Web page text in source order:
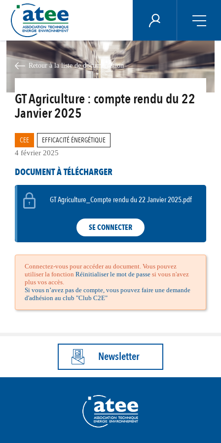
au
contenu
principal
ÉNERGIE PLUS
Retour à la liste de documentation
GT Agriculture : compte rendu du 22
Janvier 2025
CEE EFFICACITÉ ÉNERGÉTIQUE
4 février 2025
DOCUMENT À TÉLÉCHARGER
GT Agriculture_Compte rendu du 22 Janvier 2025.pdf
SE CONNECTER
Connectez-vous pour accéder au document. Vous pouvez
utiliser la fonction Réinitialiser le mot de passesi vous n'avez
plus vos accès.
Si vous n’avez pas de compte, vous pouvez faire une demande
d'adhésion au club "Club C2E"
Newsletter
Panneau de gestion des cookies